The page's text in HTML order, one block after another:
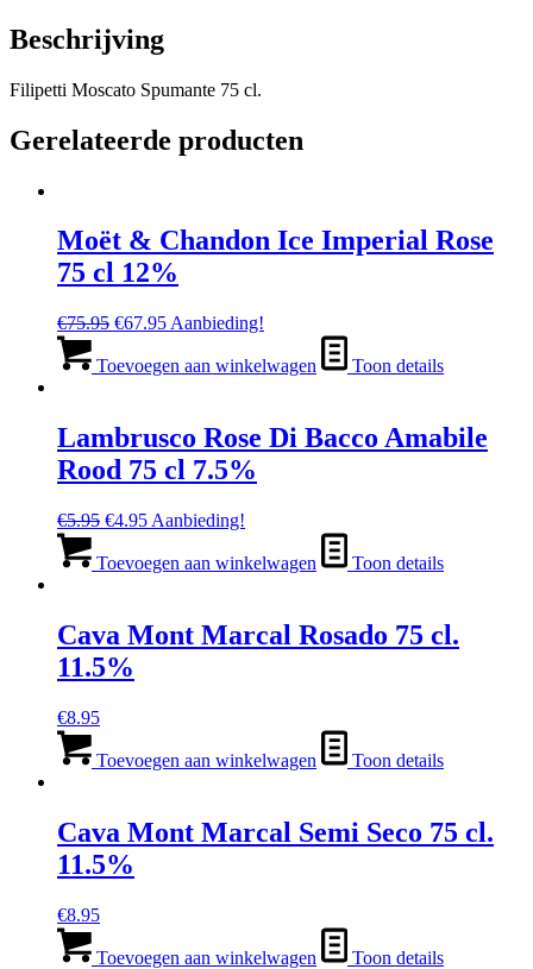
Beschrijving
Filipetti Moscato Spumante 75 cl.
Gerelateerde producten
Moët & Chandon Ice Imperial Rose
75 cl 12%
€75.95 Oorspronkelijke
was:
€67.95Huidige
is:
Aanbieding!
Toevoegen aan winkelwagen Toon details
Lambrusco Rose Di Bacco Amabile
Rood 75 cl 7.5%
€5.95 Oorspronkelijke
was:
€4.95Huidige
is:
Aanbieding!
Toevoegen aan winkelwagen Toon details
Cava Mont Marcal Rosado 75 cl.
11.5%
€8.95
Toevoegen aan winkelwagen Toon details
Cava Mont Marcal Semi Seco 75 cl.
11.5%
€8.95
Toevoegen aan winkelwagen Toon details